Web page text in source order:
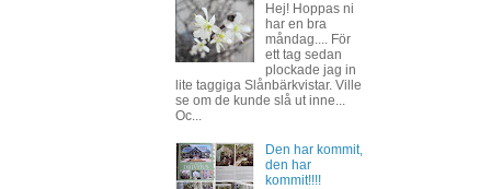
Hej! Hoppas ni
har en bra
måndag.... För
ett tag sedan
plockade jag in
lite taggiga Slånbärkvistar. Ville
se om de kunde slå ut inne...
Oc...
Den har kommit,
den har
kommit!!!!